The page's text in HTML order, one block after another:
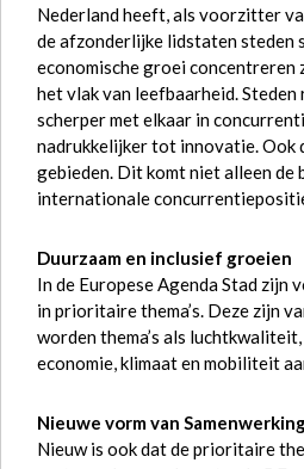
Nederland heeft, als voorzitter
de afzonderlijke lidstaten steden
economische groei concentreren
het vlak van leefbaarheid.
scherper met elkaar in
nadrukkelijker tot innovatie. Ook
gebieden. Dit komt niet alleen
internationale
Duurzaam en inclusief groeien
In de Europese Agenda Stad
in prioritaire thema’s. Deze zijn
worden thema’s als
economie, klimaat en mobiliteit
Nieuwe vorm van
Nieuw is ook dat de prioritaire